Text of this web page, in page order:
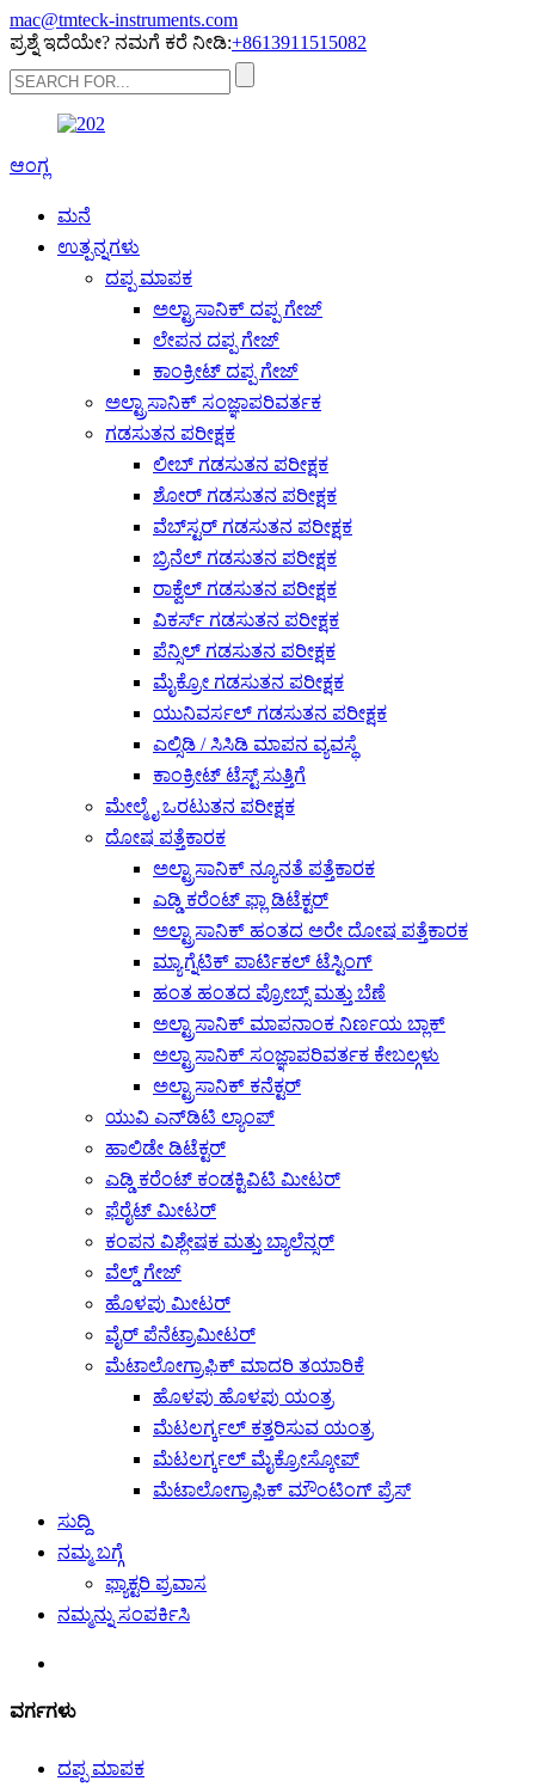
mac@tmteck-instruments.com
ಪ್ರಶ್ನೆ ಇದೆಯೇ? ನಮಗೆ ಕರೆ ನೀಡಿ:+8613911515082
ಆಂಗ್ಲ
ಮನೆ
ಉತ್ಪನ್ನಗಳು
ದಪ್ಪ ಮಾಪಕ
ಅಲ್ಟ್ರಾಸಾನಿಕ್ ದಪ್ಪ ಗೇಜ್
ಲೇಪನ ದಪ್ಪ ಗೇಜ್
ಕಾಂಕ್ರೀಟ್ ದಪ್ಪ ಗೇಜ್
ಅಲ್ಟ್ರಾಸಾನಿಕ್ ಸಂಜ್ಞಾಪರಿವರ್ತಕ
ಗಡಸುತನ ಪರೀಕ್ಷಕ
ಲೀಬ್ ಗಡಸುತನ ಪರೀಕ್ಷಕ
ಶೋರ್ ಗಡಸುತನ ಪರೀಕ್ಷಕ
ವೆಬ್‌ಸ್ಟರ್ ಗಡಸುತನ ಪರೀಕ್ಷಕ
ಬ್ರಿನೆಲ್ ಗಡಸುತನ ಪರೀಕ್ಷಕ
ರಾಕ್ವೆಲ್ ಗಡಸುತನ ಪರೀಕ್ಷಕ
ವಿಕರ್ಸ್ ಗಡಸುತನ ಪರೀಕ್ಷಕ
ಪೆನ್ಸಿಲ್ ಗಡಸುತನ ಪರೀಕ್ಷಕ
ಮೈಕ್ರೋ ಗಡಸುತನ ಪರೀಕ್ಷಕ
ಯುನಿವರ್ಸಲ್ ಗಡಸುತನ ಪರೀಕ್ಷಕ
ಎಲ್ಸಿಡಿ / ಸಿಸಿಡಿ ಮಾಪನ ವ್ಯವಸ್ಥೆ
ಕಾಂಕ್ರೀಟ್ ಟೆಸ್ಟ್ ಸುತ್ತಿಗೆ
ಮೇಲ್ಮೈ ಒರಟುತನ ಪರೀಕ್ಷಕ
ದೋಷ ಪತ್ತೆಕಾರಕ
ಅಲ್ಟ್ರಾಸಾನಿಕ್ ನ್ಯೂನತೆ ಪತ್ತೆಕಾರಕ
ಎಡ್ಡಿ ಕರೆಂಟ್ ಫ್ಲಾ ಡಿಟೆಕ್ಟರ್
ಅಲ್ಟ್ರಾಸಾನಿಕ್ ಹಂತದ ಅರೇ ದೋಷ ಪತ್ತೆಕಾರಕ
ಮ್ಯಾಗ್ನೆಟಿಕ್ ಪಾರ್ಟಿಕಲ್ ಟೆಸ್ಟಿಂಗ್
ಹಂತ ಹಂತದ ಪ್ರೋಬ್ಸ್ ಮತ್ತು ಬೆಣೆ
ಅಲ್ಟ್ರಾಸಾನಿಕ್ ಮಾಪನಾಂಕ ನಿರ್ಣಯ ಬ್ಲಾಕ್
ಅಲ್ಟ್ರಾಸಾನಿಕ್ ಸಂಜ್ಞಾಪರಿವರ್ತಕ ಕೇಬಲ್ಗಳು
ಅಲ್ಟ್ರಾಸಾನಿಕ್ ಕನೆಕ್ಟರ್
ಯುವಿ ಎನ್‌ಡಿಟಿ ಲ್ಯಾಂಪ್
ಹಾಲಿಡೇ ಡಿಟೆಕ್ಟರ್
ಎಡ್ಡಿ ಕರೆಂಟ್ ಕಂಡಕ್ಟಿವಿಟಿ ಮೀಟರ್
ಫೆರೈಟ್ ಮೀಟರ್
ಕಂಪನ ವಿಶ್ಲೇಷಕ ಮತ್ತು ಬ್ಯಾಲೆನ್ಸರ್
ವೆಲ್ಡ್ ಗೇಜ್
ಹೊಳಪು ಮೀಟರ್
ವೈರ್ ಪೆನೆಟ್ರಾಮೀಟರ್
ಮೆಟಾಲೋಗ್ರಾಫಿಕ್ ಮಾದರಿ ತಯಾರಿಕೆ
ಹೊಳಪು ಹೊಳಪು ಯಂತ್ರ
ಮೆಟಲರ್ಗ್ಕಲ್ ಕತ್ತರಿಸುವ ಯಂತ್ರ
ಮೆಟಲರ್ಗ್ಕಲ್ ಮೈಕ್ರೋಸ್ಕೋಪ್
ಮೆಟಾಲೋಗ್ರಾಫಿಕ್ ಮೌಂಟಿಂಗ್ ಪ್ರೆಸ್
ಸುದ್ದಿ
ನಮ್ಮ ಬಗ್ಗೆ
ಫ್ಯಾಕ್ಟರಿ ಪ್ರವಾಸ
ನಮ್ಮನ್ನು ಸಂಪರ್ಕಿಸಿ
ವರ್ಗಗಳು
ದಪ್ಪ ಮಾಪಕ